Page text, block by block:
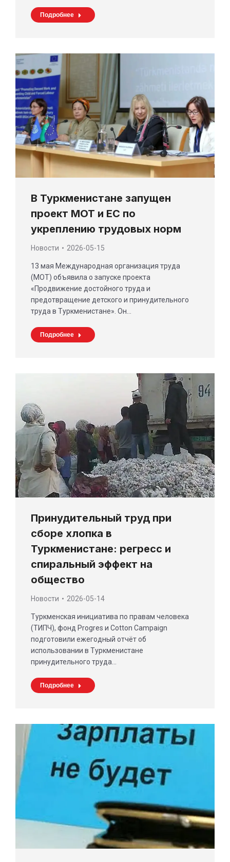
Подробнее
В Туркменистане запущен
проект МОТ и ЕС по
укреплению трудовых норм
Новости 2026-05-15
13 мая Международная организация труда
(МОТ) объявила о запуске проекта
«Продвижение достойного труда и
предотвращение детского и принудительного
труда в Туркменистане». Он…
Подробнее
Принудительный труд при
сборе хлопка в
Туркменистане: регресс и
спиральный эффект на
общество
Новости 2026-05-14
Туркменская инициатива по правам человека
(ТИПЧ), фонд Progres и Cotton Campaign
подготовили ежегодный отчёт об
использовании в Туркменистане
принудительного труда…
Подробнее